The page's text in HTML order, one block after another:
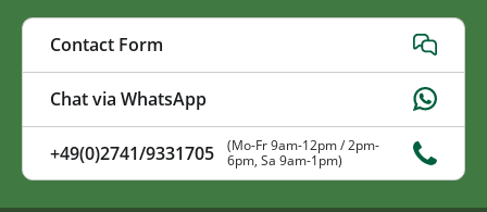
Contact Form
Chat via WhatsApp
+49(0)2741/9331705
(Mo-Fr 9am-12pm / 2pm-
6pm, Sa 9am-1pm)